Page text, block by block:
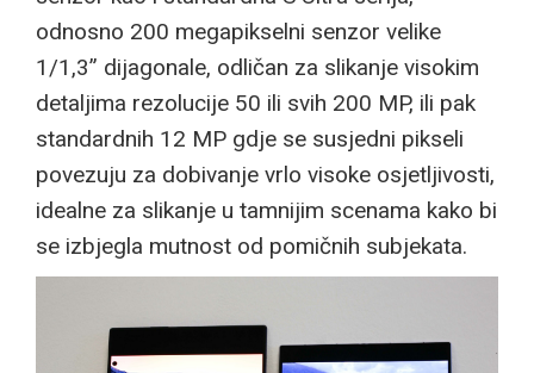
odnosno 200 megapikselni senzor velike
1/1,3” dijagonale, odličan za slikanje visokim
detaljima rezolucije 50 ili svih 200 MP, ili pak
standardnih 12 MP gdje se susjedni pikseli
povezuju za dobivanje vrlo visoke osjetljivosti,
idealne za slikanje u tamnijim scenama kako bi
se izbjegla mutnost od pomičnih subjekata.